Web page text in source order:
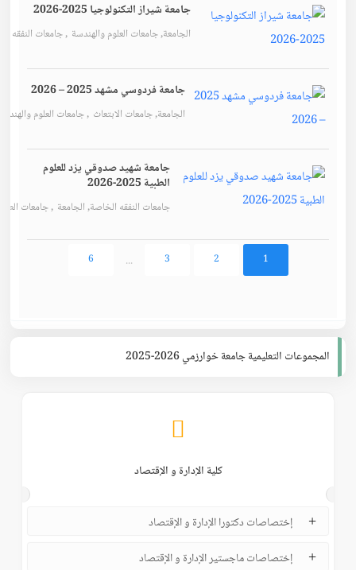
جامعة شيراز التكنولوجيا 2025-2026
الجامعة,جامعات العلوم والهندسة ,جامعات النفقه
جامعة فردوسي مشهد 2025 – 2026
الجامعة,جامعات الابتعاث ,جامعات العلوم
جامعة شهيد صدوقي يزد للعلوم
الطبية 2025-2026
جامعات النفقه الخاصة,الجامعة ,جامعات
1
2
3
...
6
المجموعات التعليمية جامعة خوارزمي 2026-2025
كلية الإدارة و الإقتصاد
إختصاصات دكتورا الإدارة و الإقتصاد
إختصاصات ماجستير الإدارة و الإقتصاد